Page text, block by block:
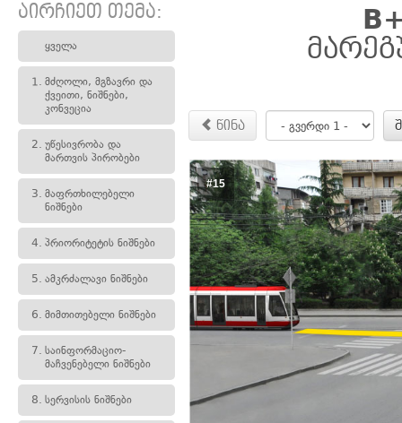
აირჩიეთ თემა:
ყველა
1. მძღოლი, მგზავრი და
ქვეითი, ნიშნები,
კონვეცია
2. უწესივრობა და
მართვის პირობები
3. მაფრთხილებელი
ნიშნები
4. პრიორიტეტის ნიშნები
5. ამკრძალავი ნიშნები
6. მიმთითებელი ნიშნები
7. საინფორმაციო-
მაჩვენებელი ნიშნები
8. სერვისის ნიშნები
წინა
#15